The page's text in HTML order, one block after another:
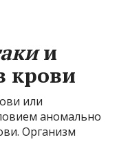
и
крови
или
аномально
Организм